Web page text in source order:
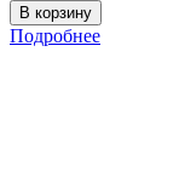
Подробнее